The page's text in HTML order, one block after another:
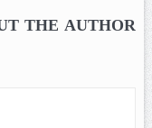
THE AUTHOR